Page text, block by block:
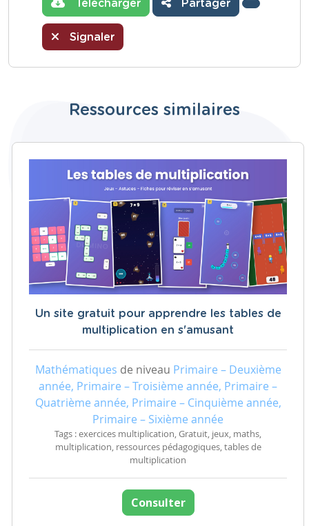
Télécharger Partager
Signaler
Ressources similaires
Un site gratuit pour apprendre les tables de
multiplication en s'amusant
Mathématiques de niveau Primaire – Deuxième
année, Primaire – Troisième année, Primaire –
Quatrième année, Primaire – Cinquième année,
Primaire – Sixième année
Tags : exercices multiplication, Gratuit, jeux, maths,
multiplication, ressources pédagogiques, tables de
multiplication
Consulter